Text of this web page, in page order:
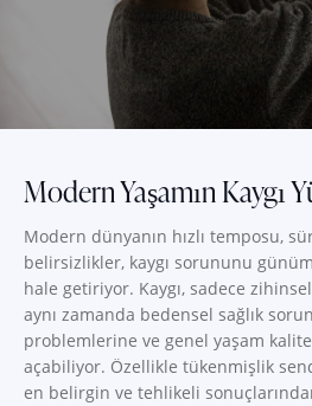
Modern Yaşamın Kaygı
Modern dünyanın hızlı temposu,
belirsizlikler, kaygı sorununu
hale getiriyor. Kaygı, sadece
aynı zamanda bedensel sağlık
problemlerine ve genel yaşam
açabiliyor. Özellikle tükenmişlik
en belirgin ve tehlikeli